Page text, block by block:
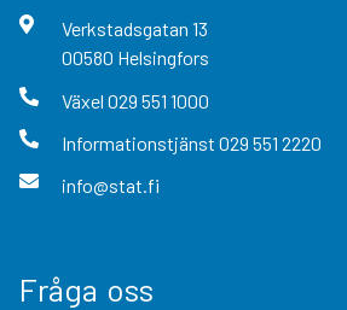
Verkstadsgatan 13
00580 Helsingfors
Växel 029 551 1000
Informationstjänst 029 551 2220
info@stat.fi
Fråga oss